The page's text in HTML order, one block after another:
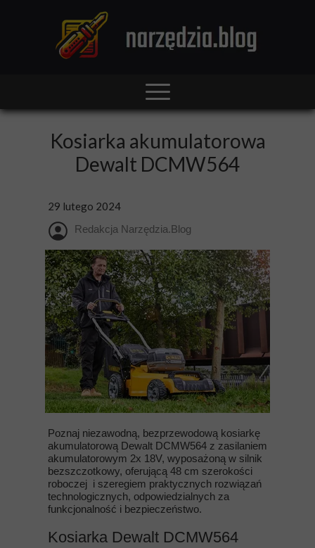
Kosiarka akumulatorowa
Dewalt DCMW564
29 lutego 2024
Redakcja Narzędzia.Blog
Poznaj niezawodną, bezprzewodową kosiarkę
akumulatorową Dewalt DCMW564 z zasilaniem
akumulatorowym 2x 18V, wyposażoną w silnik
bezszczotkowy, oferującą 48 cm szerokości
roboczej i szeregiem praktycznych rozwiązań
technologicznych, odpowiedzialnych za
funkcjonalność i bezpieczeństwo.
Kosiarka Dewalt DCMW564